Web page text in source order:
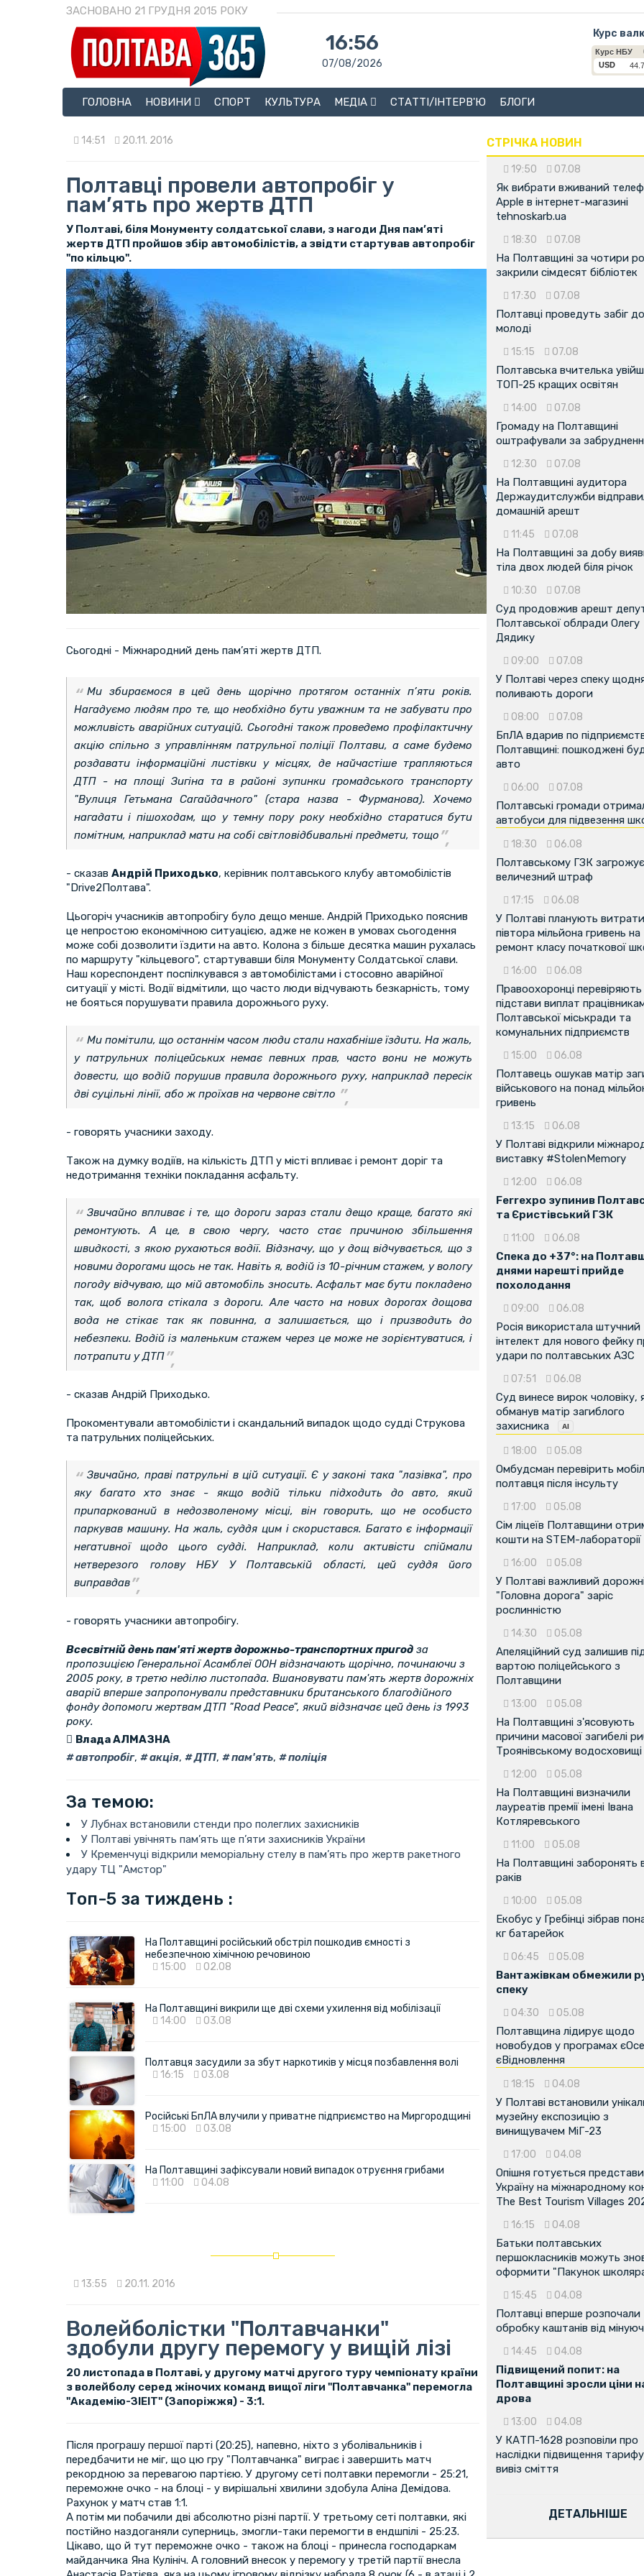
ЗАСНОВАНО 21 ГРУДНЯ 2015 РОКУ
16:56
07/08/2026
Курс
ГОЛОВНА
НОВИНИ СПОРТ КУЛЬТУРА МЕДІА СТАТТІ/ІНТЕРВ'Ю БЛОГИ
14:51 20.11. 2016
Полтавці провели автопробіг у
пам’ять про жертв ДТП
У Полтаві, біля Монументу солдатської слави, з нагоди Дня пам’яті
жертв ДТП пройшов збір автомобілістів, а звідти стартував автопробіг
"по кільцю".
Сьогодні - Міжнародний день пам’яті жертв ДТП.
Ми збираємося в цей день щорічно протягом останніх п’яти років.
Нагадуємо людям про те, що необхідно бути уважним та не забувати про
можливість аварійних ситуацій. Сьогодні також проведемо профілактичну
акцію спільно з управлінням патрульної поліції Полтави, а саме будемо
роздавати інформаційні листівки у місцях, де найчастіше трапляються
ДТП - на площі Зигіна та в районі зупинки громадського транспорту
"Вулиця Гетьмана Сагайдачного" (стара назва - Фурманова). Хочемо
нагадати і пішоходам, що у темну пору року необхідно старатися бути
помітним, наприклад мати на собі світловідбивальні предмети, тощо
- сказав Андрій Приходько, керівник полтавського клубу автомобілістів
"Drive2Полтава".
Цьогоріч учасників автопробігу було дещо менше. Андрій Приходько пояснив
це непростою економічною ситуацією, адже не кожен в умовах сьогодення
може собі дозволити їздити на авто. Колона з більше десятка машин рухалась
по маршруту "кільцевого", стартувавши біля Монументу Солдатської слави.
Наш кореспондент поспілкувався з автомобілістами і стосовно аварійної
ситуації у місті. Водії відмітили, що часто люди відчувають безкарність, тому
не бояться порушувати правила дорожнього руху.
Ми помітили, що останнім часом люди стали нахабніше їздити. На жаль,
у патрульних поліцейських немає певних прав, часто вони не можуть
довести, що водій порушив правила дорожнього руху, наприклад пересік
дві суцільні лінії, або ж проїхав на червоне світло
- говорять учасники заходу.
Також на думку водіїв, на кількість ДТП у місті впливає і ремонт доріг та
недотримання техніки покладання асфальту.
Звичайно впливає і те, що дороги зараз стали дещо краще, багато які
ремонтують. А це, в свою чергу, часто стає причиною збільшення
швидкості, з якою рухаються водії. Відзначу, що у дощ відчувається, що з
новими дорогами щось не так. Навіть я, водій із 10-річним стажем, у вологу
погоду відчуваю, що мій автомобіль зносить. Асфальт має бути покладено
так, щоб волога стікала з дороги. Але часто на нових дорогах дощова
вода не стікає так як повинна, а залишається, що і призводить до
небезпеки. Водій із маленьким стажем через це може не зорієнтуватися, і
потрапити у ДТП
- сказав Андрій Приходько.
Прокоментували автомобілісти і скандальний випадок щодо судді Струкова
та патрульних поліцейських.
Звичайно, праві патрульні в цій ситуації. Є у законі така "лазівка", про
яку багато хто знає - якщо водій тільки підходить до авто, який
припаркований в недозволеному місці, він говорить, що не особисто
паркував машину. На жаль, суддя цим і скористався. Багато є інформації
негативної щодо цього судді. Наприклад, коли активісти спіймали
нетверезого голову НБУ У Полтавській області, цей суддя його
виправдав
- говорять учасники автопробігу.
Всесвітній день пам'яті жертв дорожньо-транспортних пригод за
пропозицією Генеральної Асамблеї ООН відзначають щорічно, починаючи з
2005 року, в третю неділю листопада. Вшановувати пам'ять жертв дорожніх
аварій вперше запропонували представники британського благодійного
фонду допомоги жертвам ДТП "Road Peace", який відзначає цей день із 1993
року.
Влада АЛМАЗНА
автопробіг, акція, ДТП, пам'ять, поліція
За темою:
У Лубнах встановили стенди про полеглих захисників
У Полтаві увічнять пам’ять ще п’яти захисників України
У Кременчуці відкрили меморіальну стелу в пам’ять про жертв ракетного
удару ТЦ "Амстор"
Топ-5 за тиждень :
На Полтавщині російський обстріл пошкодив ємності з
небезпечною хімічною речовиною
15:00
02.08
На Полтавщині викрили ще дві схеми ухилення від мобілізації
14:00
03.08
Полтавця засудили за збут наркотиків у місця позбавлення волі
16:15
03.08
Російські БпЛА влучили у приватне підприємство на Миргородщині
15:00
03.08
На Полтавщині зафіксували новий випадок отруєння грибами
11:00
04.08
13:55 20.11. 2016
Волейболістки "Полтавчанки"
здобули другу перемогу у вищій лізі
20 листопада в Полтаві, у другому матчі другого туру чемпіонату країни
з волейболу серед жіночих команд вищої ліги "Полтавчанка" перемогла
"Академію-ЗІЕІТ" (Запоріжжя) - 3:1.
Після програшу першої парті (20:25), напевно, ніхто з уболівальників і
передбачити не міг, що цю гру "Полтавчанка" виграє і завершить матч
рекордною за перевагою партією. У другому сеті полтавки перемогли - 25:21,
переможне очко - на блоці - у вирішальні хвилини здобула Аліна Демідова.
Рахунок у матч став 1:1.
А потім ми побачили дві абсолютно різні партії. У третьому сеті полтавки, які
постійно наздоганяли суперниць, змогли-таки перемогти в ендшпілі - 25:23.
Цікаво, що й тут переможне очко - також на блоці - принесла господаркам
майданчика Яна Кулініч. А головний внесок у перемогу у третій партії внесла
СТРІЧКА НОВИН
19:50 07.08
Як вибрати вживаний
Apple в інтернет-магазині
tehnoskarb.ua
18:30 07.08
На Полтавщині за чотири
закрили сімдесят бібліотек
17:30 07.08
Полтавці проведуть забіг
молоді
15:15 07.08
Полтавська вчителька
ТОП-25 кращих освітян
14:00 07.08
Громаду на Полтавщині
оштрафували за
12:30 07.08
На Полтавщині аудитора
Держаудитслужби
домашній арешт
11:45 07.08
На Полтавщині за добу
тіла двох людей біля річок
10:30 07.08
Суд продовжив арешт
Полтавської облради Олегу
Дядику
09:00 07.08
У Полтаві через спеку
поливають дороги
08:00 07.08
БпЛА вдарив по
Полтавщині: пошкоджені
авто
06:00 07.08
Полтавські громади
автобуси для підвезення
18:30 06.08
Полтавському ГЗК загрожує
величезний штраф
17:15 06.08
У Полтаві планують
півтора мільйона гривень на
ремонт класу початкової
16:00 06.08
Правоохоронці перевіряють
підстави виплат
Полтавської міськради та
комунальних підприємств
15:00 06.08
Полтавець ошукав матір
військового на понад
гривень
13:15 06.08
У Полтаві відкрили
виставку #StolenMemory
12:00 06.08
Ferrexpo зупинив
та Єристівський ГЗК
11:00 06.08
Спека до +37°: на
днями нарешті прийде
похолодання
09:00 06.08
Росія використала штучний
інтелект для нового фейку
удари по полтавських АЗС
07:51 06.08
Суд винесе вирок чоловіку,
обманув матір загиблого
захисника
18:00 05.08
Омбудсман перевірить
полтавця після інсульту
17:00 05.08
Сім ліцеїв Полтавщини
кошти на STEM-лабораторії
16:00 05.08
У Полтаві важливий
"Головна дорога" заріс
рослинністю
14:30 05.08
Апеляційний суд залишив
вартою поліцейського з
Полтавщини
13:00 05.08
На Полтавщині з'ясовують
причини масової загибелі
Троянівському водосховищі
12:00 05.08
На Полтавщині визначили
лауреатів премії імені Івана
Котляревського
11:00 05.08
На Полтавщині заборонять
раків
10:00 05.08
Екобус у Гребінці зібрав
кг батарейок
06:45 05.08
Вантажівкам обмежили
спеку
04:30 05.08
Полтавщина лідирує щодо
новобудов у програмах
єВідновлення
18:15 04.08
У Полтаві встановили
музейну експозицію з
винищувачем МіГ-23
17:00 04.08
Опішня готується
Україну на міжнародному
The Best Tourism Villages
16:15 04.08
Батьки полтавських
першокласників можуть
оформити "Пакунок
15:45 04.08
Полтавці вперше розпочали
обробку каштанів від
14:45 04.08
Підвищений попит: на
Полтавщині зросли ціни
дрова
13:00 04.08
У КАТП-1628 розповіли про
наслідки підвищення
вивіз сміття
ДЕТАЛЬНІШЕ